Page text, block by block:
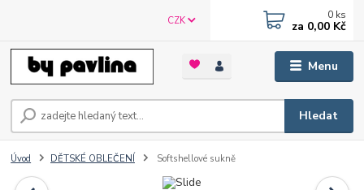
Menu
CZK
Hledat
0 ks
za 0,00 Kč
Úvod DĚTSKÉ OBLEČENÍ Softshellové sukně